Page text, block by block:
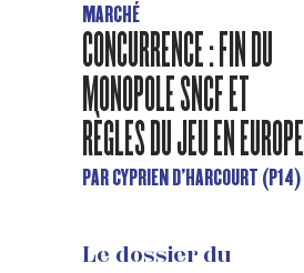
MARCHÉ
CONCURRENCE : FIN DU
MONOPOLE SNCF ET
RÈGLES DU JEU EN EUROPE
PAR CYPRIEN D'HARCOURT (P14)
Le dossier du